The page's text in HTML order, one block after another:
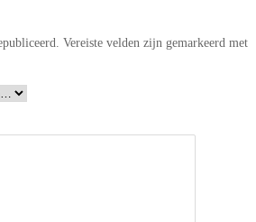
Vereiste velden zijn gemarkeerd met